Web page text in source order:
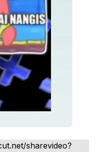
sharevideo?